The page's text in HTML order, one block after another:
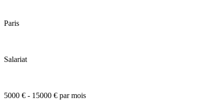
Paris
Salariat
5000 € - 15000 € par mois